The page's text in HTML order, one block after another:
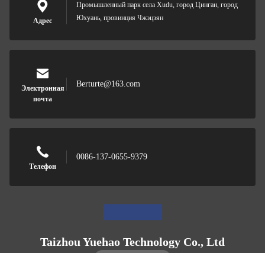
Адрес
Промышленный парк села Xudu, город Цинган, город
Юхуань, провинция Чжэцзян
Электронная
почта
Berturte@163.com
Телефон
0086-137-0655-9379
Taizhou Yuehao Technology Co., Ltd